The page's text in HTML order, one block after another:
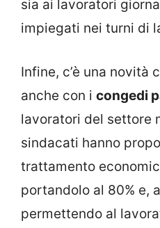
sia ai lavoratori
impiegati nei turni di
Infine, c’è una novità
anche con i congedi
lavoratori del settore
sindacati hanno
trattamento
portandolo al 80% e,
permettendo al